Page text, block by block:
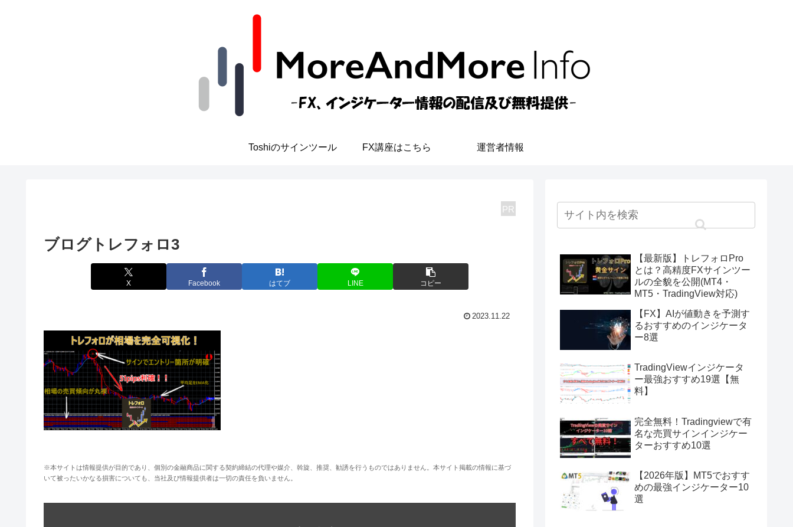
Toshiのサインツール FX講座はこちら 運営者情報
PR
ブログトレフォロ3
X Facebook はてブ LINE コピー
2023.11.22
※本サイトは情報提供が目的であり、個別の金融商品に関する契約締結の代理や媒介、斡旋、推奨、勧誘を行うものではありません。本サイト掲載の情報に基づ
いて被ったいかなる損害についても、当社及び情報提供者は一切の責任を負いません。
【最新版】トレフォロPro
とは？高精度FXサインツー
ルの全貌を公開(MT4・
MT5・TradingView対応)
【FX】AIが値動きを予測す
るおすすめのインジケータ
ー8選
TradingViewインジケータ
ー最強おすすめ19選【無
料】
完全無料！Tradingviewで有
名な売買サインインジケー
ターおすすめ10選
【2026年版】MT5でおすす
めの最強インジケーター10
選